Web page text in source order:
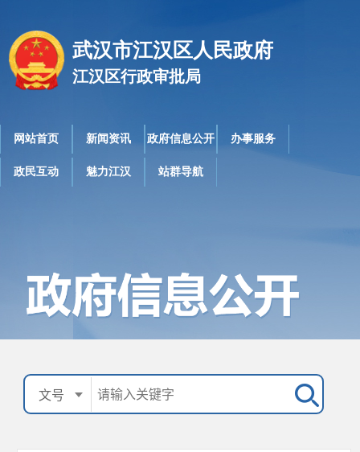
武汉市江汉区人民政府
江汉区行政审批局
网站首页 新闻资讯 政府信息公开 办事服务
政民互动 魅力江汉 站群导航